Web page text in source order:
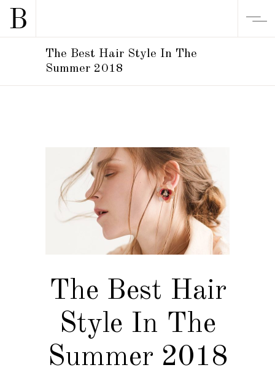
The Best Hair Style In The
Summer 2018
The Best Hair
Style In The
Summer 2018